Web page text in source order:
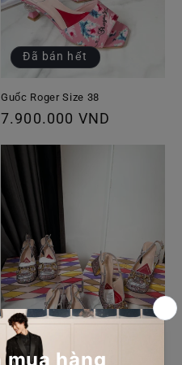
Đã bán hết
Guốc Roger Size 38
Giá
thường
7.900.000 VND